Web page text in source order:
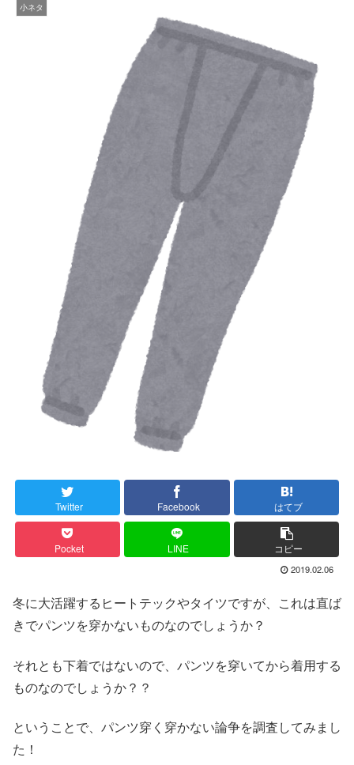
小ネタ
Twitter Facebook はてブ
Pocket LINE コピー
2019.02.06
冬に大活躍するヒートテックやタイツですが、これは直ば
きでパンツを穿かないものなのでしょうか？
それとも下着ではないので、パンツを穿いてから着用する
ものなのでしょうか？？
ということで、パンツ穿く穿かない論争を調査してみまし
た！